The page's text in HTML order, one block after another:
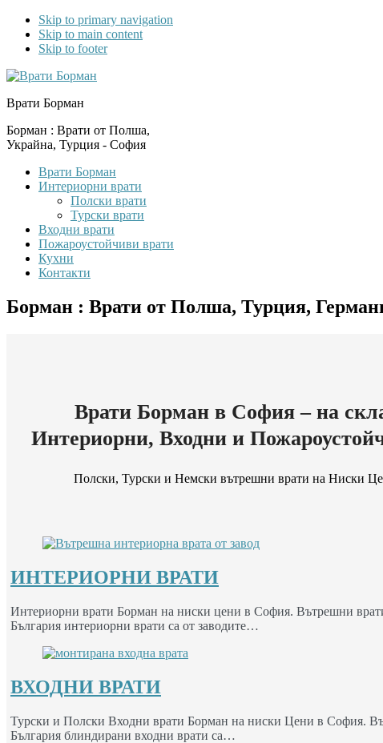
Skip to primary navigation
Skip to main content
Skip to footer
Врати Борман
Борман : Врати от Полша,
Украйна, Турция - София
Врати Борман
Интериорни врати
Полски врати
Турски врати
Входни врати
Пожароустойчиви врати
Кухни
Контакти
Борман : Врати от Полша, Турция,
Врати Борман в София – на
Интериорни, Входни и
Полски, Турски и Немски вътрешни врати на Ниски
ИНТЕРИОРНИ ВРАТИ
Интериорни врати Борман на ниски цени в София. Вътрешни
България интериорни врати са от заводите…
ВХОДНИ ВРАТИ
Турски и Полски Входни врати Борман на ниски Цени в София.
България блиндирани входни врати са…